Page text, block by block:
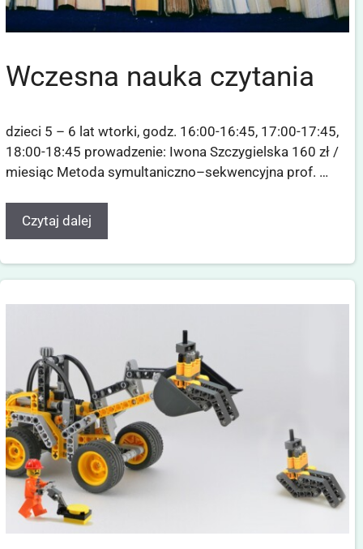
Wczesna nauka czytania
dzieci 5 – 6 lat wtorki, godz. 16:00-16:45, 17:00-17:45,
18:00-18:45 prowadzenie: Iwona Szczygielska 160 zł /
miesiąc Metoda symultaniczno–sekwencyjna prof. …
Czytaj dalej